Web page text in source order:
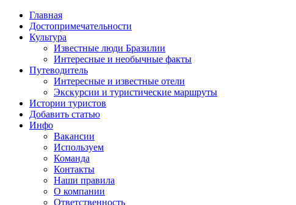
Главная
Достопримечательности
Культура
Известные люди Бразилии
Интересные и необычные факты
Путеводитель
Интересные и известные отели
Экскурсии и туристические маршруты
Истории туристов
Добавить статью
Инфо
Вакансии
Используем
Команда
Контакты
Наши правила
О компании
Ответственность